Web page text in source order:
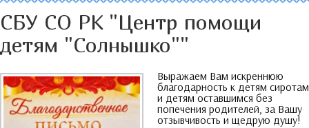
СБУ СО РК"Центр помощи
детям "Солнышко""
Выражаем Вам искреннюю
благодарность к детям сиротам
и детям оставшимся без
попечения родителей, за Вашу
отзывчивость и щедрую душу!